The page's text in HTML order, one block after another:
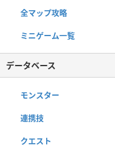
全マップ攻略
ミニゲーム一覧
データベース
モンスター
連携技
クエスト